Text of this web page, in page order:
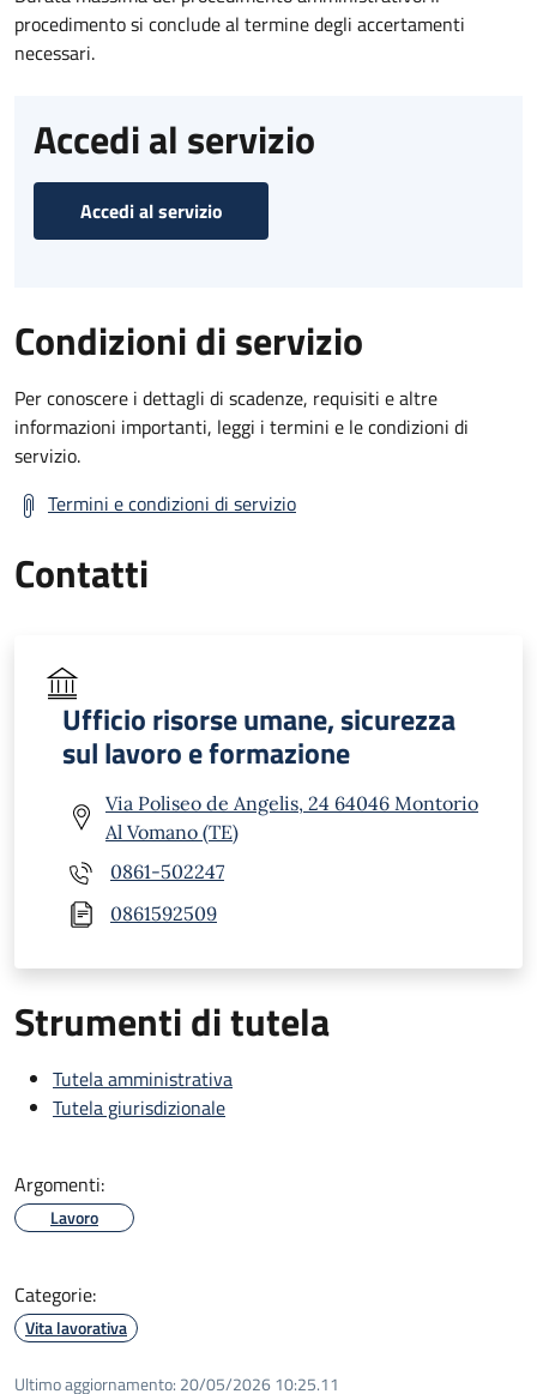
procedimento si conclude al termine degli accertamenti
necessari.
Accedi al servizio
Accedi al servizio
Condizioni di servizio
Per conoscere i dettagli di scadenze, requisiti e altre
informazioni importanti, leggi i termini e le condizioni di
servizio.
Termini e condizioni di servizio
Contatti
Ufficio risorse umane, sicurezza
sul lavoro e formazione
Via Poliseo de Angelis, 24 64046 Montorio
Al Vomano (TE)
0861-502247
0861592509
Strumenti di tutela
Tutela amministrativa
Tutela giurisdizionale
Argomenti:
Lavoro
Categorie:
Vita lavorativa
Ultimo aggiornamento: 20/05/2026 10:25.11